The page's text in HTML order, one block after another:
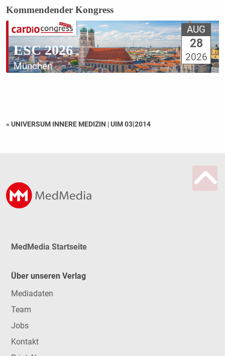
Kommendender Kongress
ESC 2026
München
AUG
28
2026
« UNIVERSUM INNERE MEDIZIN |UIM 03|2014
MedMedia Startseite
Über unseren Verlag
Mediadaten
Team
Jobs
Kontakt